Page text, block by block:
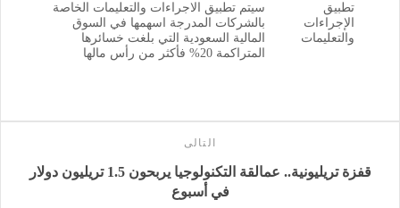
تطبيق
الإجراءات
والتعليمات
سيتم تطبيق الاجراءات والتعليمات الخاصة
بالشركات المدرجة اسهمها في السوق
المالية السعودية التي بلغت خسائرها
المتراكمة 20% فأكثر من رأس مالها
التالى
قفزة تريليونية.. عمالقة التكنولوجيا يربحون 1.5 تريليون دولار
في أسبوع